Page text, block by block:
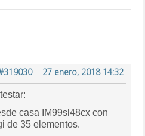
- 27 enero, 2018 14:32
casa IM99sl48cx con
de 35 elementos.